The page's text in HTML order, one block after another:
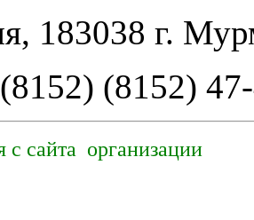
183038 г.
(8152)
сайта организации